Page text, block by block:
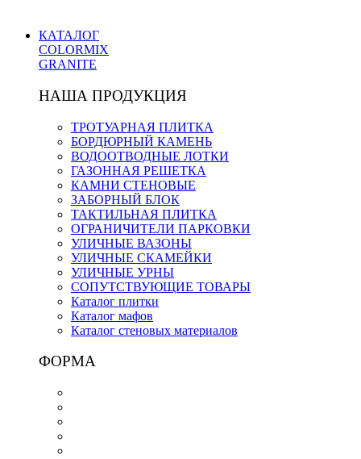
КАТАЛОГ
COLORMIX
GRANITE
НАША ПРОДУКЦИЯ
ТРОТУАРНАЯ ПЛИТКА
БОРДЮРНЫЙ КАМЕНЬ
ВОДООТВОДНЫЕ ЛОТКИ
ГАЗОННАЯ РЕШЕТКА
КАМНИ СТЕНОВЫЕ
ЗАБОРНЫЙ БЛОК
ТАКТИЛЬНАЯ ПЛИТКА
ОГРАНИЧИТЕЛИ ПАРКОВКИ
УЛИЧНЫЕ ВАЗОНЫ
УЛИЧНЫЕ СКАМЕЙКИ
УЛИЧНЫЕ УРНЫ
СОПУТСТВУЮЩИЕ ТОВАРЫ
Каталог плитки
Каталог мафов
Каталог стеновых материалов
ФОРМА